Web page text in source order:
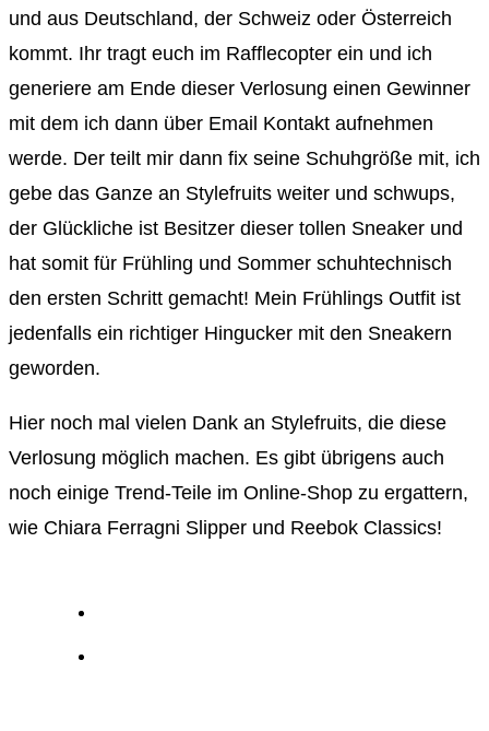
und aus Deutschland, der Schweiz oder Österreich
kommt. Ihr tragt euch im Rafflecopter ein und ich
generiere am Ende dieser Verlosung einen Gewinner
mit dem ich dann über Email Kontakt aufnehmen
werde. Der teilt mir dann fix seine Schuhgröße mit, ich
gebe das Ganze an Stylefruits weiter und schwups,
der Glückliche ist Besitzer dieser tollen Sneaker und
hat somit für Frühling und Sommer schuhtechnisch
den ersten Schritt gemacht! Mein Frühlings Outfit ist
jedenfalls ein richtiger Hingucker mit den Sneakern
geworden.
Hier noch mal vielen Dank an Stylefruits, die diese
Verlosung möglich machen. Es gibt übrigens auch
noch einige Trend-Teile im Online-Shop zu ergattern,
wie Chiara Ferragni Slipper und Reebok Classics!